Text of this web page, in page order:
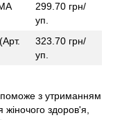
299.70 грн/
уп.
323.70 грн/
уп.
з утриманням
здоров'я,